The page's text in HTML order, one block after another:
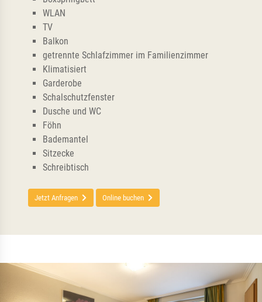
WLAN
TV
Balkon
getrennte Schlafzimmer im Familienzimmer
Klimatisiert
Garderobe
Schalschutzfenster
Dusche und WC
Föhn
Bademantel
Sitzecke
Schreibtisch
Jetzt Anfragen Online buchen